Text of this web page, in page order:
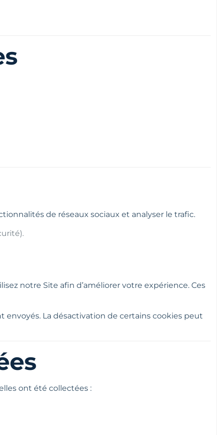
de réseaux sociaux et analyser le trafic.
notre Site afin d’améliorer votre expérience. Ces
La désactivation de certains cookies peut
ont été collectées :